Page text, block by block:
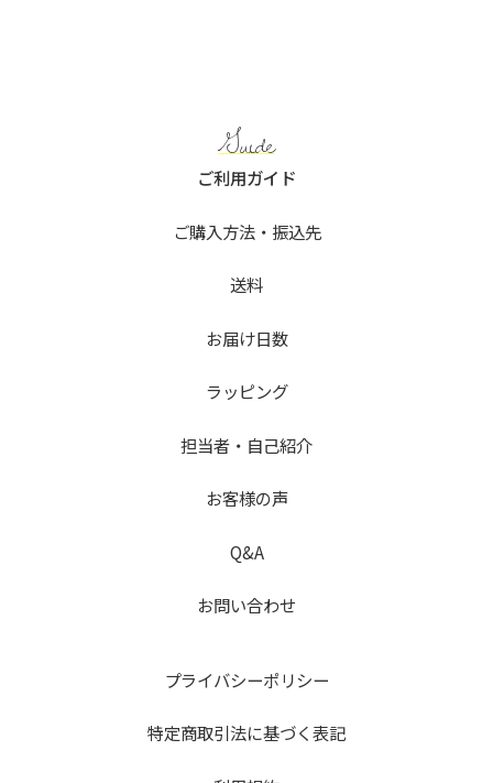
Guide
ご利用ガイド
ご購入方法・振込先
送料
お届け日数
ラッピング
担当者・自己紹介
お客様の声
Q&A
お問い合わせ
プライバシーポリシー
特定商取引法に基づく表記